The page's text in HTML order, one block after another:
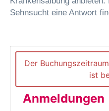
Sehnsucht eine Antwort
Der
ist
Anmeldungen